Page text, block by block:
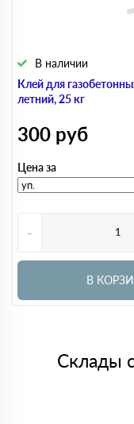
Клей для
летний, 25 кг
В наличии
300 руб
Цена за
-
В
Склады